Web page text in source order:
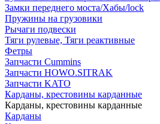
Замки переднего моста/Хабы/lock
Пружины на грузовики
Рычаги подвески
Тяги рулевые, Тяги реактивные
Фетры
Запчасти Cummins
Запчасти HOWO.SITRAK
Запчасти KATO
Карданы, крестовины карданные
Карданы, крестовины карданные
Карданы